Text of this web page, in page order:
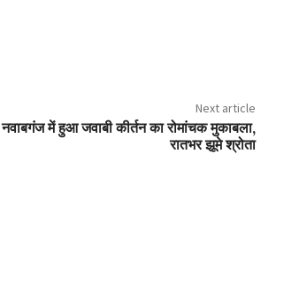
Next article
नवाबगंज में हुआ जवाबी कीर्तन का रोमांचक मुकाबला,
रातभर झूमे श्रोता